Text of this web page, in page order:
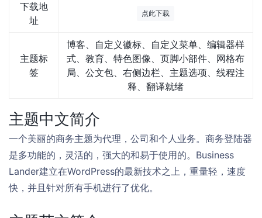
下载地
址
点此下载
主题标
签
博客、自定义徽标、自定义菜单、编辑器样
式、教育、特色图像、页脚小部件、网格布
局、公文包、右侧边栏、主题选项、线程注
释、翻译就绪
主题中文简介
一个美丽的商务主题为代理，公司和个人业务。商务登陆器
是多功能的，灵活的，强大的和易于使用的。Business
Lander建立在WordPress的最新技术之上，重量轻，速度
快，并且针对所有手机进行了优化。